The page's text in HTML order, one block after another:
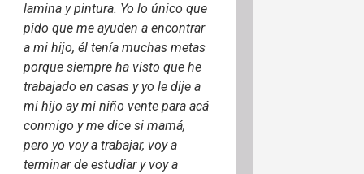
lamina y pintura. Yo lo único que
pido que me ayuden a encontrar
a mi hijo, él tenía muchas metas
porque siempre ha visto que he
trabajado en casas y yo le dije a
mi hijo ay mi niño vente para acá
conmigo y me dice si mamá,
pero yo voy a trabajar, voy a
terminar de estudiar y voy a